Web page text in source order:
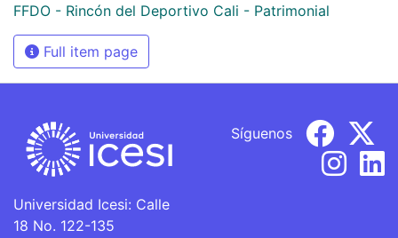
FFDO - Rincón del Deportivo Cali - Patrimonial
Full item page
Universidad Icesi: Calle
18 No. 122-135
Síguenos